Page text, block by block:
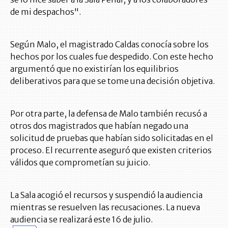
de mi despachos".
Según Malo, el magistrado Caldas conocía sobre los
hechos por los cuales fue despedido. Con este hecho
argumentó que no existirían los equilibrios
deliberativos para que se tome una decisión objetiva.
Por otra parte, la defensa de Malo también recusó a
otros dos magistrados que habían negado una
solicitud de pruebas que habían sido solicitadas en el
proceso. El recurrente aseguró que existen criterios
válidos que comprometían su juicio.
La Sala acogió el recursos y suspendió la audiencia
mientras se resuelven las recusaciones. La nueva
audiencia se realizará este 16 de julio.